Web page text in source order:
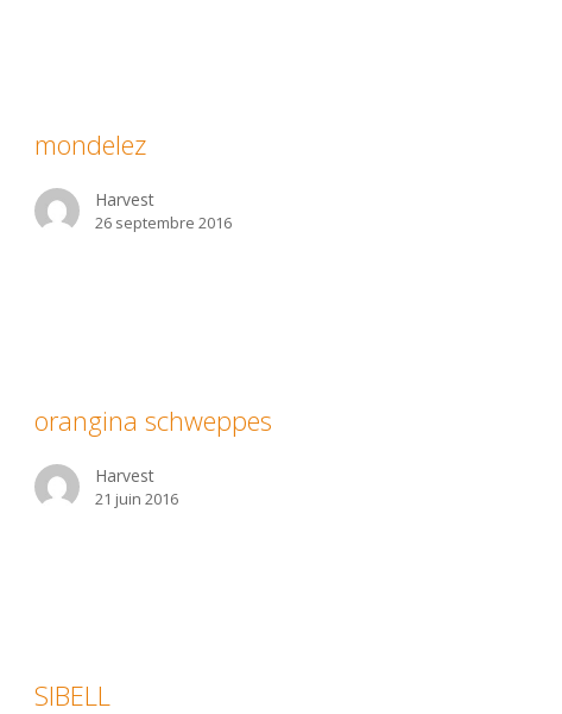
mondelez
Harvest
26 septembre 2016
orangina schweppes
Harvest
21 juin 2016
SIBELL